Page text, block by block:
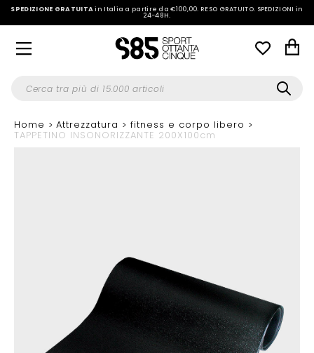
SPEDIZIONE GRATUITAin Italia a partire da €100,00.RESO GRATUITO. SPEDIZIONI in
24-48H.
Home Attrezzatura fitness e corpo libero
TAPPETINO INSONORIZZANTE 200X100cm